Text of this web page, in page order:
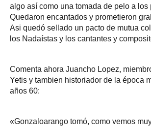
algo así como una tomada de pelo a los
Quedaron encantados y prometieron
Asi quedó sellado un pacto de mutua
los Nadaístas y los cantantes y
Comenta ahora Juancho Lopez,
Yetis y tambien historiador de la época
años 60:
«Gonzaloarango tomó, como vemos